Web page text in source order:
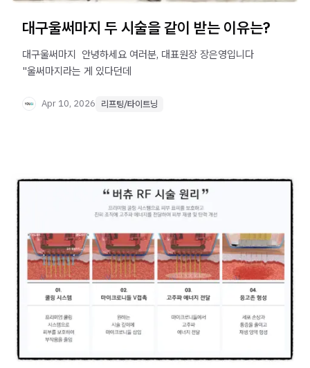
대구울써마지 두 시술을 같이 받는 이유는?
대구울써마지 ​ 안녕하세요 여러분, 대표원장 장은영입니다 ​ ​
"울써마지라는 게 있다던데
Apr 10, 2026 리프팅/타이트닝